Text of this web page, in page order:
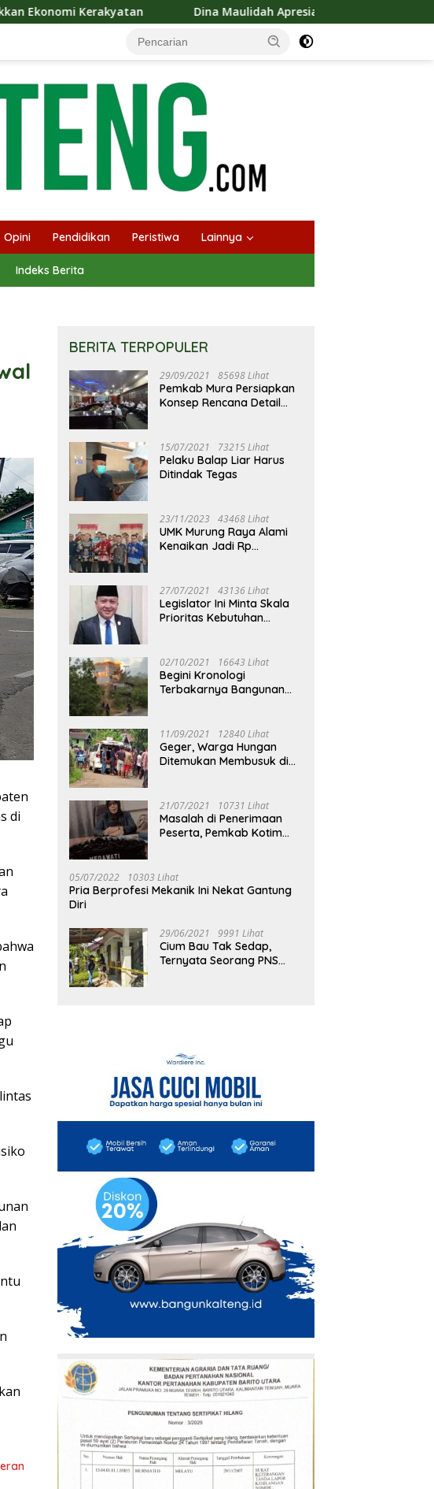
Dina Maulidah Apresiasi Festival Jajanan Tempo Dulu, Dorong
Opini Pendidikan Peristiwa Lainnya
Indeks Berita
di
BERITA TERPOPULER
29/09/2021 85698 Lihat
Pemkab Mura Persiapkan
Konsep Rencana Detail
15/07/2021 73215 Lihat
Pelaku Balap Liar Harus
Ditindak Tegas
23/11/2023 43468 Lihat
UMK Murung Raya Alami
Kenaikan Jadi Rp
27/07/2021 43136 Lihat
Legislator Ini Minta Skala
Prioritas Kebutuhan
02/10/2021 16643 Lihat
Begini Kronologi
Terbakarnya Bangunan
11/09/2021 12840 Lihat
Geger, Warga Hungan
Ditemukan Membusuk di
21/07/2021 10731 Lihat
Masalah di Penerimaan
Peserta, Pemkab Kotim
05/07/2022 10303 Lihat
Pria Berprofesi Mekanik Ini Nekat Gantung
Diri
29/06/2021 9991 Lihat
Cium Bau Tak Sedap,
Ternyata Seorang PNS